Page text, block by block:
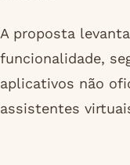
A proposta
funcionalidade,
aplicativos não
assistentes